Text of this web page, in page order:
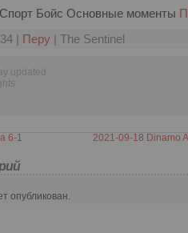
Бойс Основные моменты
| Перу | The Sentinel
updated
6-1 2021-09-18 Dinamo
опубликован.